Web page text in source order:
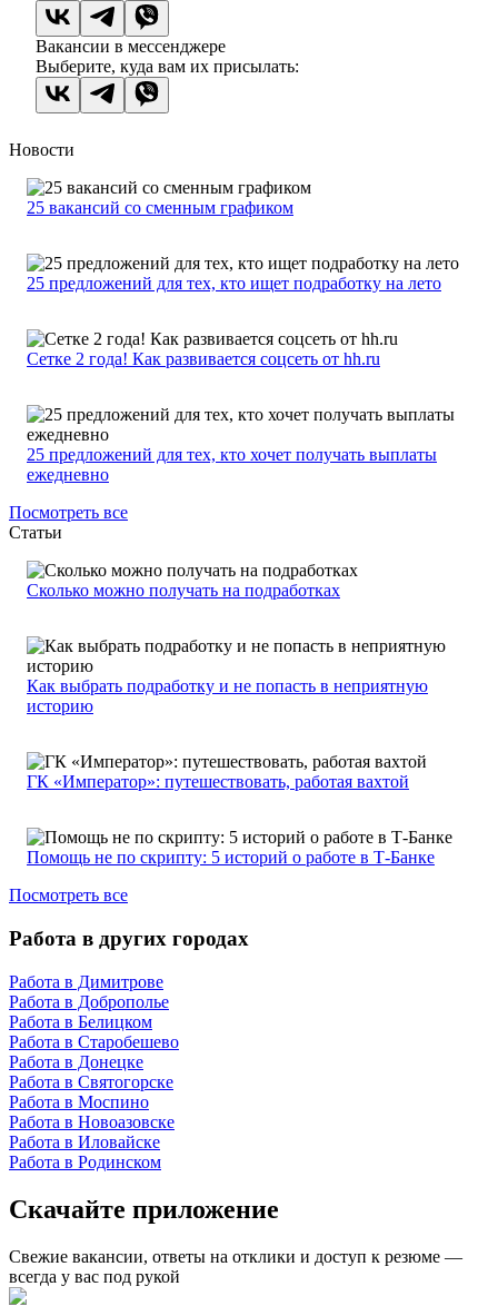
Вакансии в мессенджере
Выберите, куда вам их присылать:
Новости
25 вакансий со сменным графиком
25 предложений для тех, кто ищет подработку на лето
Сетке 2 года! Как развивается соцсеть от hh.ru
25 предложений для тех, кто хочет получать выплаты
ежедневно
Посмотреть все
Статьи
Сколько можно получать на подработках
Как выбрать подработку и не попасть в неприятную
историю
ГК «Император»: путешествовать, работая вахтой
Помощь не по скрипту: 5 историй о работе в Т-Банке
Посмотреть все
Работа в других городах
Работа в Димитрове
Работа в Доброполье
Работа в Белицком
Работа в Старобешево
Работа в Донецке
Работа в Святогорске
Работа в Моспино
Работа в Новоазовске
Работа в Иловайске
Работа в Родинском
Скачайте приложение
Свежие вакансии, ответы на отклики и доступ к резюме —
всегда у вас под рукой